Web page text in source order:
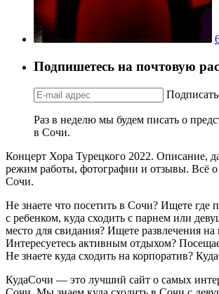
Подпишетесь на почтовую
Раз в неделю мы будем писать о
в Сочи.
Концерт Хора Турецкого 2022. Описание,
режим работы, фотографии и отзывы. Всё
Сочи.
Не знаете что посетить в Сочи? Ищете где
с ребенком, куда сходить с парнем или
место для свидания? Ищете развлечения
Интересуетесь активным отдыхом?
Не знаете куда сходить на корпоратив?
КудаСочи — это лучший сайт о самых